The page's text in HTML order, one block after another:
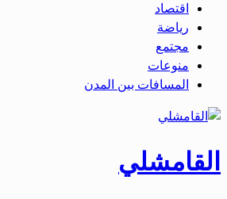
اقتصاد
رياضة
مجتمع
منوعات
المسافات بين المدن
القامشلي